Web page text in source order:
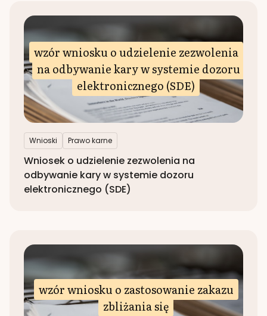
wzór wniosku o udzielenie zezwolenia
na odbywanie kary w systemie dozoru
elektronicznego (SDE)
Wnioski Prawo karne
Wniosek o udzielenie zezwolenia na
odbywanie kary w systemie dozoru
elektronicznego (SDE)
wzór wniosku o zastosowanie zakazu
zbliżania się